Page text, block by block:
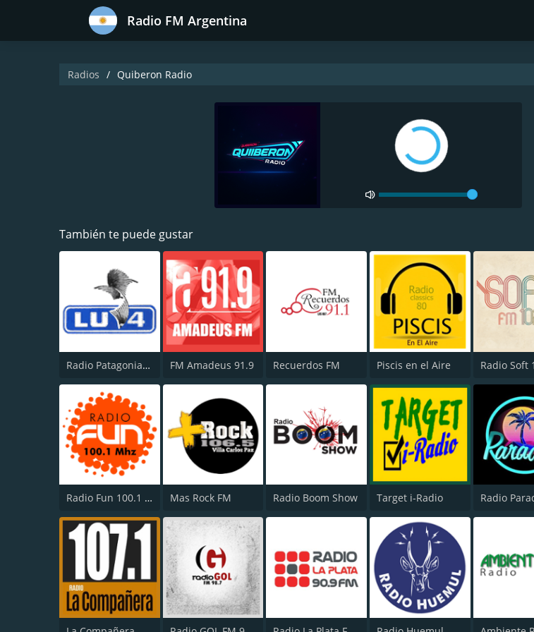
Radio FM Argentina
Radios Quiberon Radio
También te puede gustar
Radio Patagonia Argentina 630 AM FM Amadeus 91.9 Recuerdos FM Piscis en el Aire
Radio Fun 100.1 FM Mas Rock FM Radio Boom Show Target i-Radio Radio